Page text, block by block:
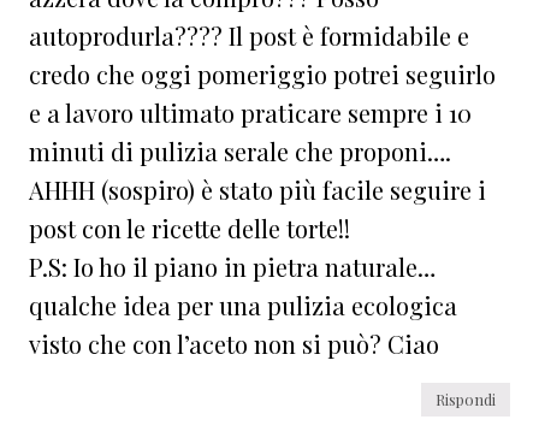
autoprodurla???? Il post è formidabile e
credo che oggi pomeriggio potrei seguirlo
e a lavoro ultimato praticare sempre i 10
minuti di pulizia serale che proponi….
AHHH (sospiro) è stato più facile seguire i
post con le ricette delle torte!!
P.S: Io ho il piano in pietra naturale…
qualche idea per una pulizia ecologica
visto che con l’aceto non si può? Ciao
Rispondi